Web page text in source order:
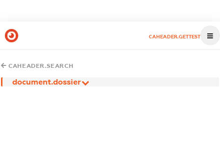
CAHEADER.GETTEST
CAHEADER.SEARCH
document.dossier